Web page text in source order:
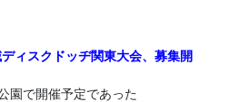
ィスクドッヂ関東大会、募集開
園で開催予定であった